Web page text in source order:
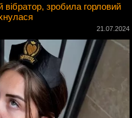
зробила горловий
21.07.2024